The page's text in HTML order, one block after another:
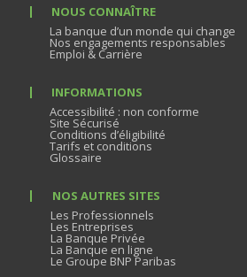
NOUS CONNAÎTRE
La banque d’un monde qui change
Nos engagements responsables
Emploi & Carrière
INFORMATIONS
Accessibilité : non conforme
Site Sécurisé
Conditions d’éligibilité
Tarifs et conditions
Glossaire
NOS AUTRES SITES
Les Professionnels
Les Entreprises
La Banque Privée
La Banque en ligne
Le Groupe BNP Paribas